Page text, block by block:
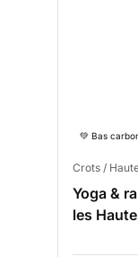
💚 Bas
Crots /
Yoga &
les